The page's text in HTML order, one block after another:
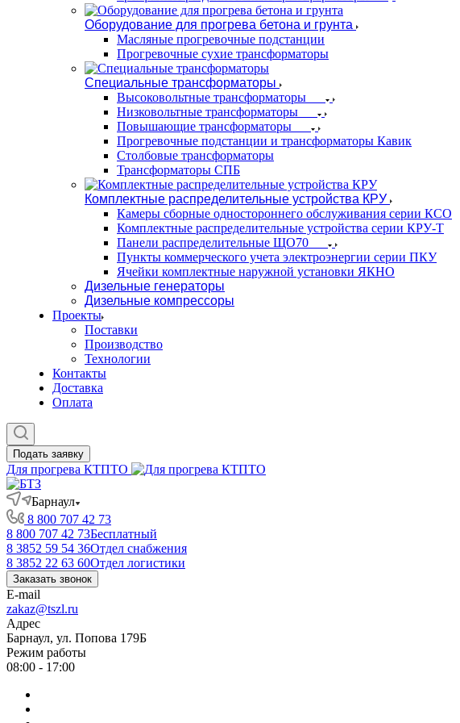
Оборудование для прогрева бетона и грунта
Масляные прогревочные подстанции
Прогревочные сухие трансформаторы
Специальные трансформаторы
Высоковольтные трансформаторы
Низковольтные трансформаторы
Повышающие трансформаторы
Прогревочные подстанции и трансформаторы Кавик
Столбовые трансформаторы
Трансформаторы СПБ
Комплектные распределительные устройства КРУ
Камеры сборные одностороннего обслуживания серии КСО
Комплектные распределительные устройства серии КРУ-Т
Панели распределительные ЩО70
Пункты коммерческого учета электроэнергии серии ПКУ
Ячейки комплектные наружной установки ЯКНО
Дизельные генераторы
Дизельные компрессоры
Проекты
Поставки
Производство
Технологии
Контакты
Доставка
Оплата
Подать заявку
Для прогрева КТПТО
Барнаул
8 800 707 42 73
8 800 707 42 73Бесплатный
8 3852 59 54 36Отдел снабжения
8 3852 22 63 60Отдел логистики
Заказать звонок
E-mail
zakaz@tszl.ru
Адрес
Барнаул, ул. Попова 179Б
Режим работы
08:00 - 17:00